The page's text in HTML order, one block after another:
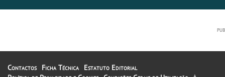
Contactos Ficha Técnica
Estatuto Editorial